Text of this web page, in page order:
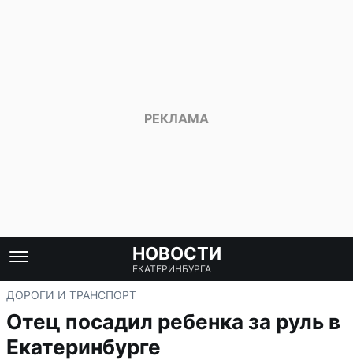
НОВОСТИ
ЕКАТЕРИНБУРГА
ДОРОГИ И ТРАНСПОРТ
Отец посадил ребенка за руль в
Екатеринбурге